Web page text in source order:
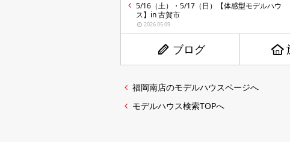
5/16（土）・5/17（日）【体感型モデルハウ
ス】in 古賀市
2026.05.09
ブログ
福岡南店のモデルハウスページへ
モデルハウス検索TOPへ